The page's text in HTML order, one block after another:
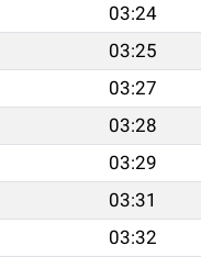
03:24
03:25
03:27
03:28
03:29
03:31
03:32